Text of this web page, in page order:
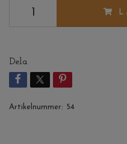
Dela
Artikelnummer: 54